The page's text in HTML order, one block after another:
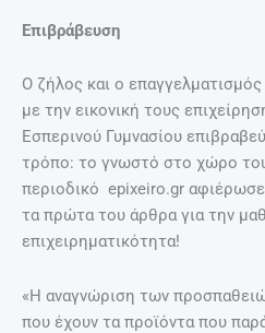
Επιβράβευση
Ο ζήλος και ο
με την εικονική τους
Εσπερινού Γυμνασίου
τρόπο: το γνωστό στο χώρο του
περιοδικό epixeiro.gr
τα πρώτα του άρθρα για την
επιχειρηματικότητα!
«Η αναγνώριση των
που έχουν τα προϊόντα που